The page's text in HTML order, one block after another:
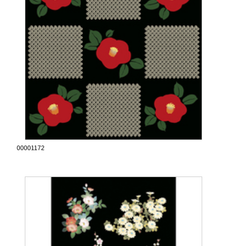
00001172